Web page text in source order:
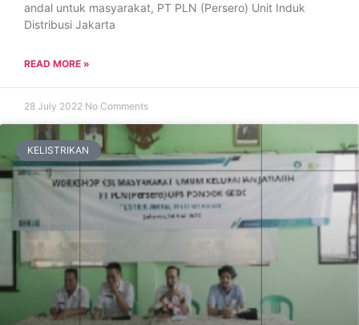
andal untuk masyarakat, PT PLN (Persero) Unit Induk
Distribusi Jakarta
READ MORE »
28 July 2022 No Comments
KELISTRIKAN